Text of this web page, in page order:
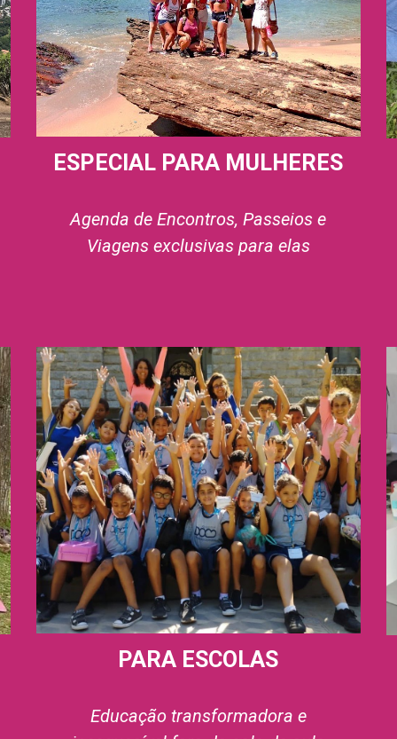
ESPECIAL PARA MULHERES
Agenda de Encontros, Passeios e
Viagens exclusivas para elas
PARA ESCOLAS
Educação transformadora e